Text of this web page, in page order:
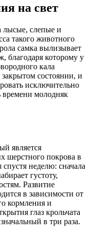
на свет
лысые, слепые и
такого животного
самка вылизывает
благодаря которому у
кала
закрытом состоянии, и
исключительно
времени молодняк
является
шерстного покрова в
неделю: сначала
густоту,
Развитие
в зависимости от
кормления и
глаз крольчата
в три раза.